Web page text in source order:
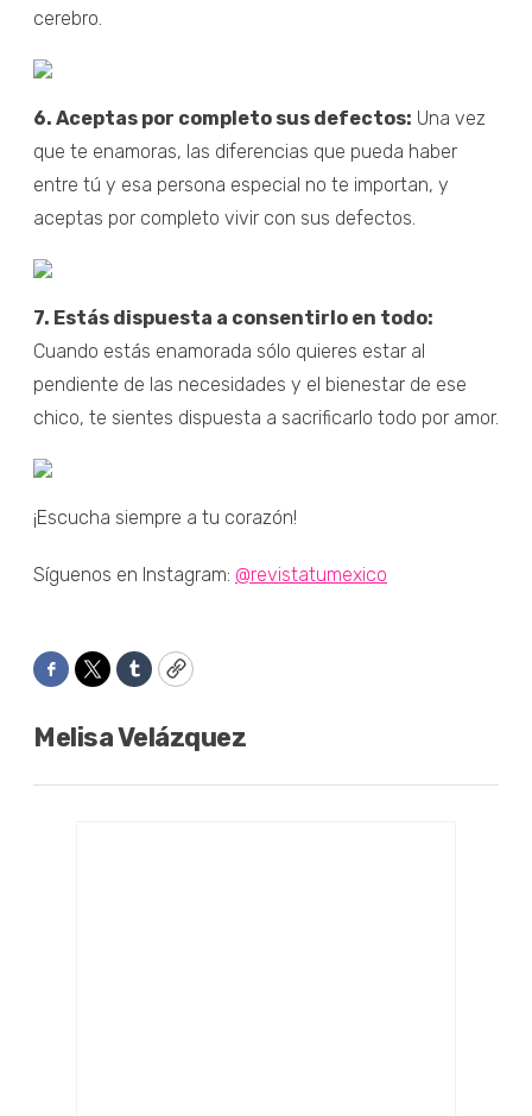
cerebro.
6. Aceptas por completo sus defectos: Una vez
que te enamoras, las diferencias que pueda haber
entre tú y esa persona especial no te importan, y
aceptas por completo vivir con sus defectos.
7. Estás dispuesta a consentirlo en todo:
Cuando estás enamorada sólo quieres estar al
pendiente de las necesidades y el bienestar de ese
chico, te sientes dispuesta a sacrificarlo todo por amor.
¡Escucha siempre a tu corazón!
Síguenos en Instagram: @revistatumexico
Facebook
TwitterTumblrCopy
Melisa Velázquez